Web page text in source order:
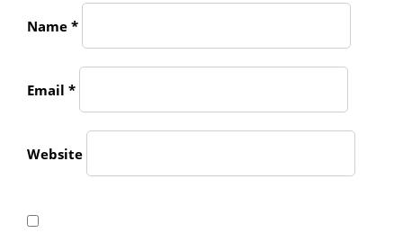
Name *
Email *
Website